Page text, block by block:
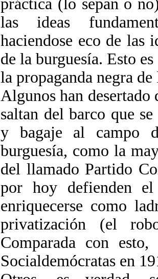
práctica (lo sepan o
las ideas
haciendose eco de las
de la burguesía. Esto
la propaganda negra
Algunos han
saltan del barco que
y bagaje al campo
burguesía, como la
del llamado Partido
por hoy defienden
enriquecerse como
privatización (el
Comparada con
Socialdemócratas en